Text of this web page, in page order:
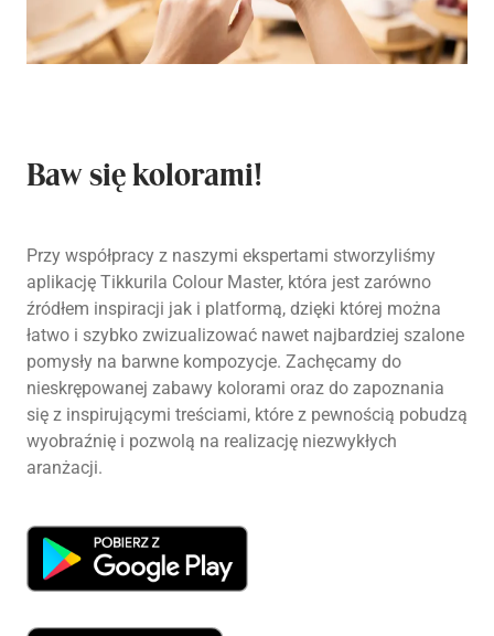
Baw się kolorami!
Przy współpracy z naszymi ekspertami stworzyliśmy
aplikację Tikkurila Colour Master, która jest zarówno
źródłem inspiracji jak i platformą, dzięki której można
łatwo i szybko zwizualizować nawet najbardziej szalone
pomysły na barwne kompozycje. Zachęcamy do
nieskrępowanej zabawy kolorami oraz do zapoznania
się z inspirującymi treściami, które z pewnością pobudzą
wyobraźnię i pozwolą na realizację niezwykłych
aranżacji.